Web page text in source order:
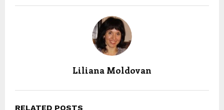
Liliana Moldovan
RELATED POSTS